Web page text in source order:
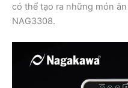
có thể tạo ra những món
NAG3308.